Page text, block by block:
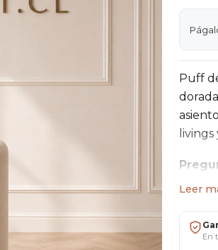
Puff
livings
✔️
✔️
✔️
Leer
En